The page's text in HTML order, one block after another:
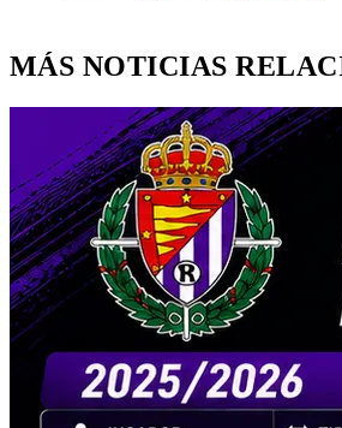
MÁS NOTICIAS